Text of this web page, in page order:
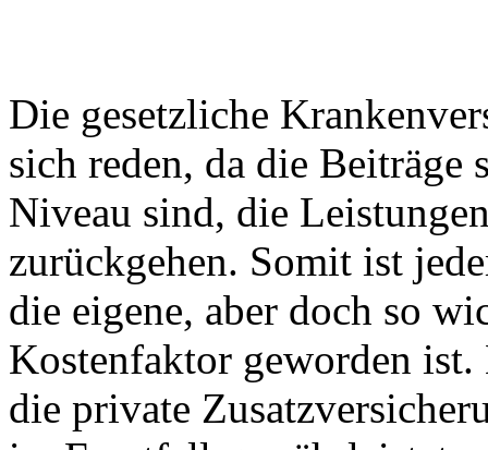
Die gesetzliche
sich reden, da die Beiträge
Niveau sind, die
zurückgehen. Somit ist
die eigene, aber doch so
Kostenfaktor geworden
die private